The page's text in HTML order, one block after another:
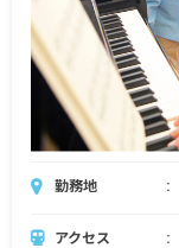
勤務地
アクセス